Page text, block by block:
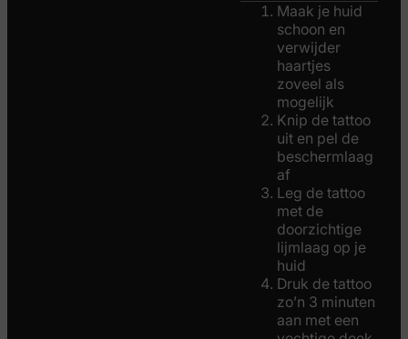
Maak je huid
schoon en
verwijder
haartjes
zoveel als
mogelijk
Knip de tattoo
uit en pel de
beschermlaag
af
Leg de tattoo
met de
doorzichtige
lijmlaag op je
huid
Druk de tattoo
zo’n 3 minuten
aan met een